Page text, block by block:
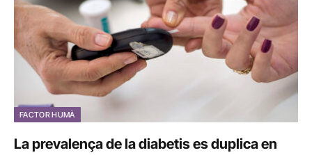
FACTOR HUMÀ
La prevalença de la diabetis es duplica en